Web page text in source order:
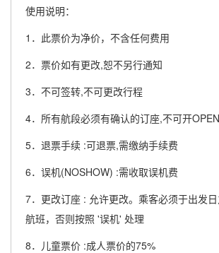
使用说明：
1．此票价为净价，不含任何费用
2．票价如有更改,恕不另行通知
3．不可签转,不可更改行程
4．所有航段必须有确认的订座,不可开
5．退票手续 :可退票,需缴纳手续费
6．误机(NOSHOW) :需收取误机费
7．更改订座 : 允许更改。乘客必须于出发
航班，否则按照 '误机' 处理
8．儿童票价 :成人票价的75%